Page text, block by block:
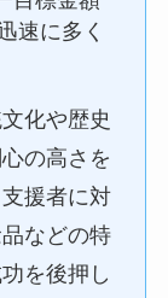
速に多く
化や歴史
の高さを
援者に対
などの特
を後押し